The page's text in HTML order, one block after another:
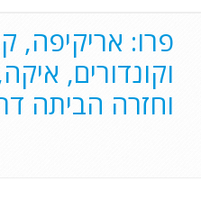
פרו: אריקיפה,
וקונדורים,
וחזרה הביתה